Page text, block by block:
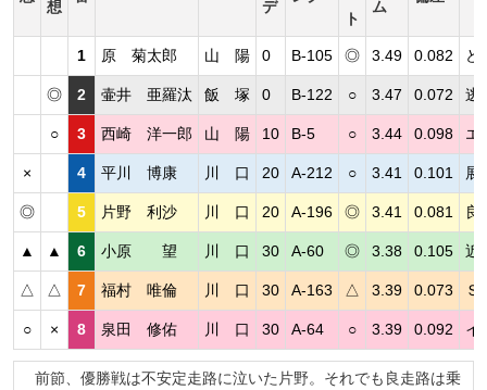
想 デ
ト
ム
1 原 菊太郎 山 陽 0 B-105 ◎ 3.49 0.082 ど
◎ 2 壷井 亜羅汰 飯 塚 0 B-122 ○ 3.47 0.072 逃
○ 3 西崎 洋一郎 山 陽 10 B-5 ○ 3.44 0.098 エ
× 4 平川 博康 川 口 20 A-212 ○ 3.41 0.101 展
◎ 5 片野 利沙 川 口 20 A-196 ◎ 3.41 0.081 良
▲ ▲ 6 小原 望 川 口 30 A-60 ◎ 3.38 0.105 近
△ △ 7 福村 唯倫 川 口 30 A-163 △ 3.39 0.073 Ｓ
○ × 8 泉田 修佑 川 口 30 A-64 ○ 3.39 0.092 イ
前節、優勝戦は不安定走路に泣いた片野。それでも良走路は乗